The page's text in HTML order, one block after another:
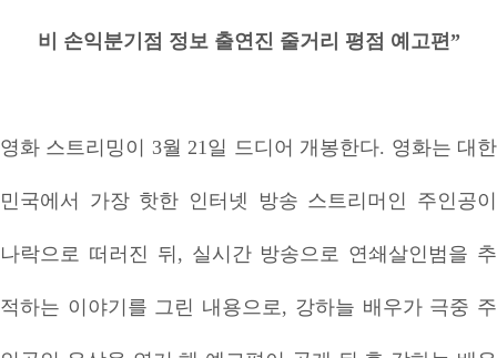
비 손익분기점 정보 출연진 줄거리 평점 예고편”
영화 스트리밍이 3월 21일 드디어 개봉한다. 영화는 대한
민국에서 가장 핫한 인터넷 방송 스트리머인 주인공이
나락으로 떠러진 뒤, 실시간 방송으로 연쇄살인범을 추
적하는 이야기를 그린 내용으로, 강하늘 배우가 극중 주